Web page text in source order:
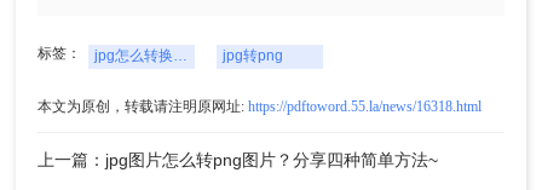
标签： jpg怎么转换成png jpg转png
本文为原创，转载请注明原网址: https://pdftoword.55.la/news/16318.html
上一篇：jpg图片怎么转png图片？分享四种简单方法~